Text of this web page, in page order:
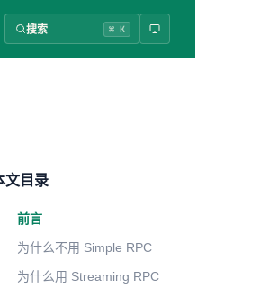
搜索 ⌘ K
文目录
前言
为什么不用 Simple RPC
为什么用 Streaming RPC